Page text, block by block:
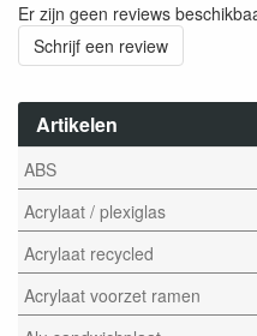
Artikelen
ABS
Acrylaat / plexiglas
Acrylaat recycled
Acrylaat voorzet ramen
Er zijn geen reviews
Schrijf een review